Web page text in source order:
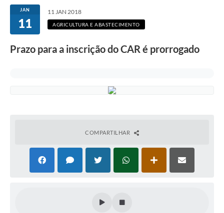
JAN
11
11 JAN 2018
AGRICULTURA E ABASTECIMENTO
Prazo para a inscrição do CAR é prorrogado
COMPARTILHAR